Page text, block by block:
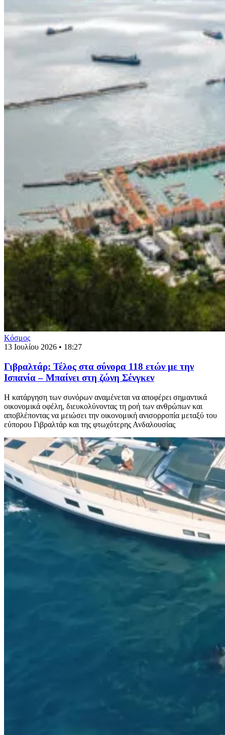
Κόσμος
13 Ιουλίου 2026 • 18:27
Γιβραλτάρ: Τέλος στα σύνορα 118 ετών με την
Ισπανία – Μπαίνει στη ζώνη Σένγκεν
Η κατάργηση των συνόρων αναμένεται να αποφέρει σημαντικά
οικονομικά οφέλη, διευκολύνοντας τη ροή των ανθρώπων και
αποβλέποντας να μειώσει την οικονομική ανισορροπία μεταξύ του
εύπορου Γιβραλτάρ και της φτωχότερης Ανδαλουσίας